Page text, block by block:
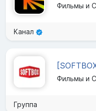
Фильмы и
Канал
Фильмы и
Группа